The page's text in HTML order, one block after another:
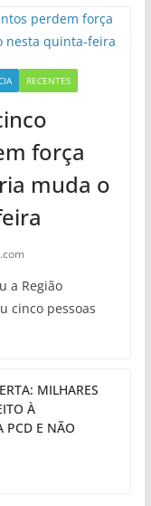
RECENTES
força
muda o
a Região
cinco pessoas
MILHARES
À
PCD E NÃO